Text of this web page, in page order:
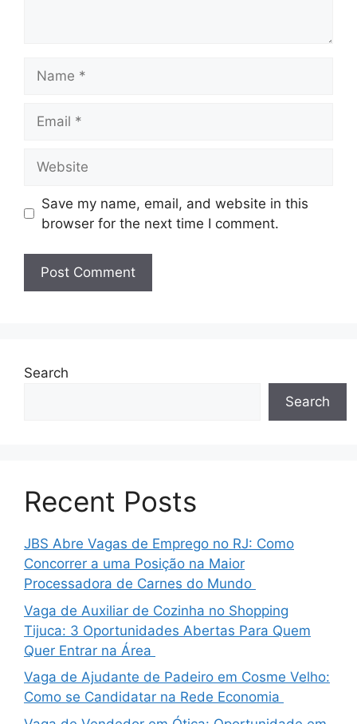
Save my name, email, and website in this
browser for the next time I comment.
Search
Search
Recent Posts
JBS Abre Vagas de Emprego no RJ: Como
Concorrer a uma Posição na Maior
Processadora de Carnes do Mundo
Vaga de Auxiliar de Cozinha no Shopping
Tijuca: 3 Oportunidades Abertas Para Quem
Quer Entrar na Área
Vaga de Ajudante de Padeiro em Cosme Velho:
Como se Candidatar na Rede Economia